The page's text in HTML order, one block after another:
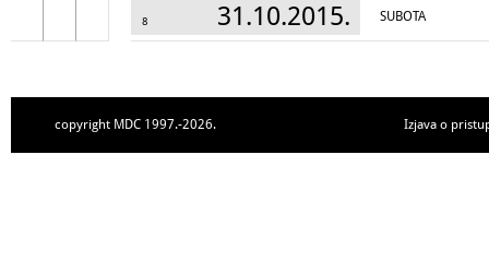
8 31.10.2015. SUBOTA
copyright MDC 1997.-2026. Izjava o